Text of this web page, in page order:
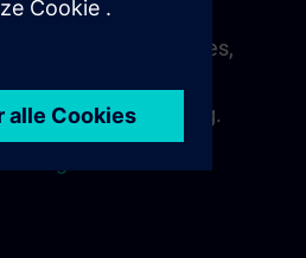
Alles wat belangrijk is
voor uw regio – updates,
meer in één oogopslag.